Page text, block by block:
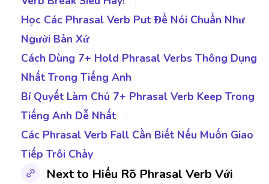
Học Các Phrasal Verb Put Để Nói Chuẩn Như
Người Bản Xứ
Cách Dùng 7+ Hold Phrasal Verbs Thông Dụng
Nhất Trong Tiếng Anh
Bí Quyết Làm Chủ 7+ Phrasal Verb Keep Trong
Tiếng Anh Dễ Nhất
Các Phrasal Verb Fall Cần Biết Nếu Muốn Giao
Tiếp Trôi Chảy
Next to Hiểu Rõ Phrasal Verb Với